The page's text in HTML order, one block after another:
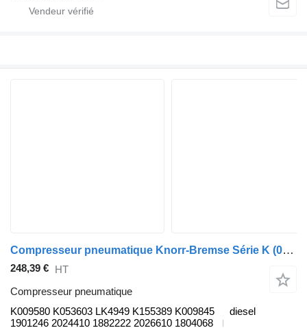
Compresseur pneumatique Knorr-Bremse Série K (01.06-) K009580 pour bus Scania K,N,F-series (2006-)
248,39 € HT
Compresseur pneumatique
K009580 K053603 LK4949 K155389 K009845
1901246 2024410 1882222 2026610 1804068
diesel